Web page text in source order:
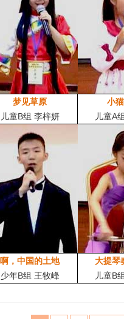
梦见草原
小
儿童B组 李梓妍 儿童A
啊，中国的土地
大提琴
少年B组 王牧峰 儿童B